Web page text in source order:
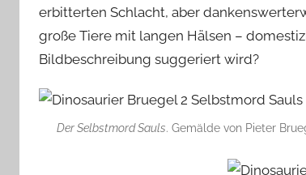
erbitterten Schlacht, aber
große Tiere mit langen Hälsen –
Bildbeschreibung suggeriert wird?
Der Selbstmord Sauls. Gemälde von Pieter